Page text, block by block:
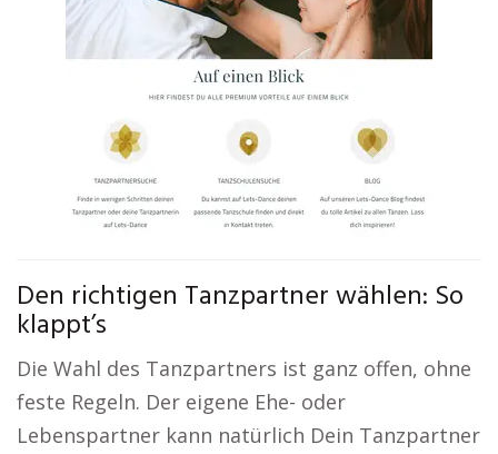
Den richtigen Tanzpartner wählen: So
klappt’s
Die Wahl des Tanzpartners ist ganz offen, ohne
feste Regeln. Der eigene Ehe- oder
Lebenspartner kann natürlich Dein Tanzpartner